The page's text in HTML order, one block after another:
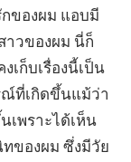
ของผม แอบมี
วของผม นี่ก็
เก็บเรื่องนี้เป็น
ณ์ที่เกิดขึ้นแม้ว่า
เพราะได้เห็น
ทของผม ซึ่งมีวัย